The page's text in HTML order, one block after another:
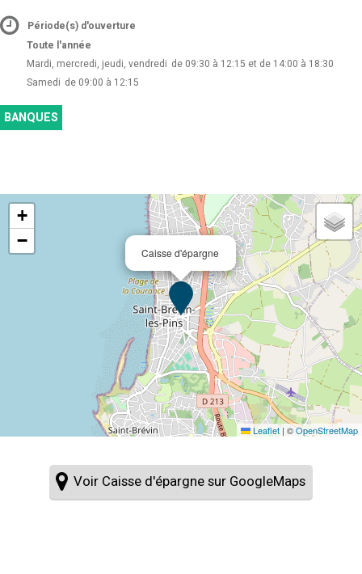
Période(s) d'ouverture
Toute l'année
Mardi, mercredi, jeudi, vendredi de 09:30 à 12:15 et de 14:00 à 18:30
Samedi de 09:00 à 12:15
BANQUES
Caisse d'épargne
+
−
Leaflet |©OpenStreetMap
Voir Caisse d'épargne sur GoogleMaps